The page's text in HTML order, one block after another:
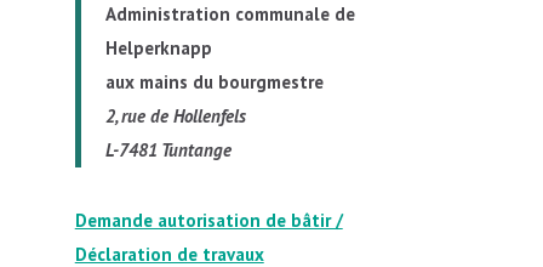
Administration communale de
Helperknapp
aux mains du bourgmestre
2, rue de Hollenfels
L-7481 Tuntange
Demande autorisation de bâtir /
Déclaration de travaux